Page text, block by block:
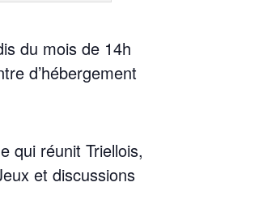
du mois de 14h
d’hébergement
qui réunit Triel­lois,
et dis­cus­sions